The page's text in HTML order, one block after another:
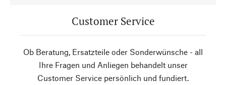
Customer Service
Ob Beratung, Ersatzteile oder Sonderwünsche - all
Ihre Fragen und Anliegen behandelt unser
Customer Service persönlich und fundiert.